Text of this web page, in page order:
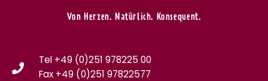
Von Herzen. Natürlich. Konsequent.
Tel +49 (0)251 978225 00
Fax +49 (0)251 97822577